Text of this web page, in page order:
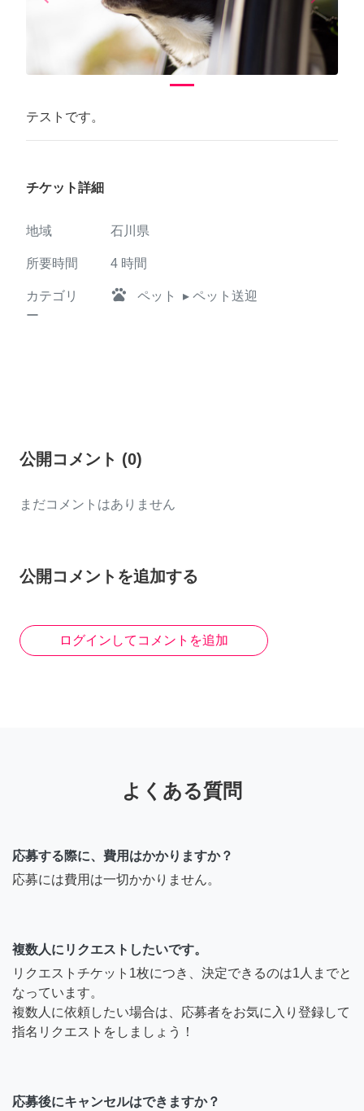
Previous Next
テストです。
チケット詳細
地域 石川県
所要時間 4 時間
カテゴリ
ー
pets ペット ▸ ペット送迎
公開コメント (0)
まだコメントはありません
公開コメントを追加する
ログインしてコメントを追加
よくある質問
応募する際に、費用はかかりますか？
応募には費用は一切かかりません。
複数人にリクエストしたいです。
リクエストチケット1枚につき、決定できるのは1人までと
なっています。
複数人に依頼したい場合は、応募者をお気に入り登録して
指名リクエストをしましょう！
応募後にキャンセルはできますか？